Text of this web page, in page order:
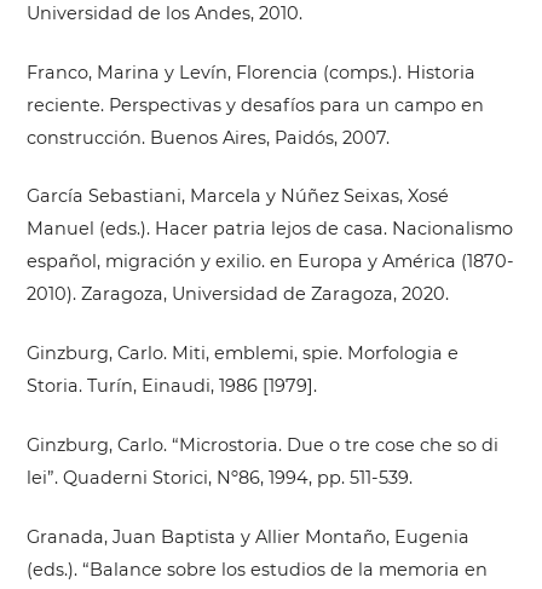
Universidad de los Andes, 2010.
Franco, Marina y Levín, Florencia (comps.). Historia
reciente. Perspectivas y desafíos para un campo en
construcción. Buenos Aires, Paidós, 2007.
García Sebastiani, Marcela y Núñez Seixas, Xosé
Manuel (eds.). Hacer patria lejos de casa. Nacionalismo
español, migración y exilio. en Europa y América (1870-
2010). Zaragoza, Universidad de Zaragoza, 2020.
Ginzburg, Carlo. Miti, emblemi, spie. Morfologia e
Storia. Turín, Einaudi, 1986 [1979].
Ginzburg, Carlo. “Microstoria. Due o tre cose che so di
lei”. Quaderni Storici, Nº86, 1994, pp. 511-539.
Granada, Juan Baptista y Allier Montaño, Eugenia
(eds.). “Balance sobre los estudios de la memoria en